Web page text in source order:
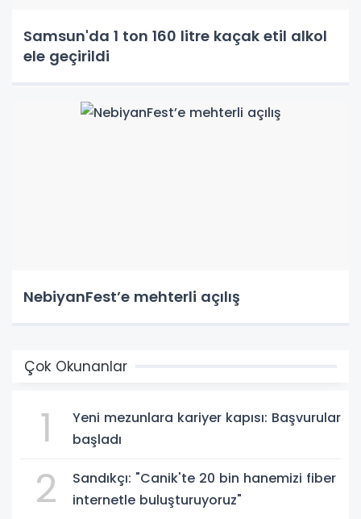
Samsun'da 1 ton 160 litre kaçak etil alkol
ele geçirildi
NebiyanFest’e mehterli açılış
Çok Okunanlar
1
Yeni mezunlara kariyer kapısı: Başvurular
başladı
2
Sandıkçı: "Canik'te 20 bin hanemizi fiber
internetle buluşturuyoruz"